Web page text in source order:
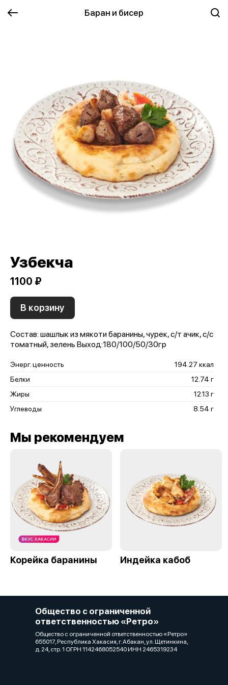
Баран и бисер
Узбекча
1100 ₽
В корзину
Состав: шашлык из мякоти баранины, чурек, с/т ачик, с/с
томатный, зелень Выход:180/100/50/30гр
Энерг. ценность
194.27 ккал
Белки
12.74 г
Жиры
12.13 г
Углеводы
8.54 г
Мы рекомендуем
Корейка баранины Индейка кабоб
Общество с ограниченной
ответственностью «Ретро»
Общество с ограниченной ответственностью «Ретро»
655017, Республика Хакасия, г. Абакан, ул. Щетинкина,
д. 24, стр. 1 ОГРН 1142468052540 ИНН 2465319234